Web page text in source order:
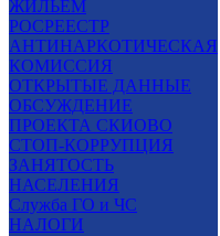
ЖИЛЬЕМ
РОСРЕЕСТР
АНТИНАРКОТИЧЕСКАЯ
КОМИССИЯ
ОТКРЫТЫЕ ДАННЫЕ
ОБСУЖДЕНИЕ
ПРОЕКТА СКИОВО
СТОП-КОРРУПЦИЯ
ЗАНЯТОСТЬ
НАСЕЛЕНИЯ
Служба ГО и ЧС
НАЛОГИ